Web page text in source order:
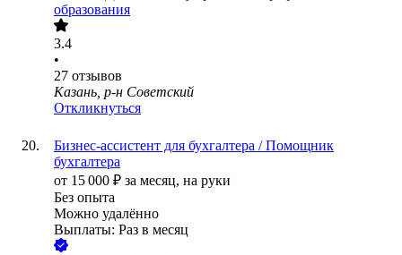
образования
3.4
•
27 отзывов
Казань, р-н Советский
Откликнуться
Бизнес-ассистент для бухгалтера / Помощник
бухгалтера
от 15 000 ₽ за месяц, на руки
Без опыта
Можно удалённо
Выплаты: Раз в месяц